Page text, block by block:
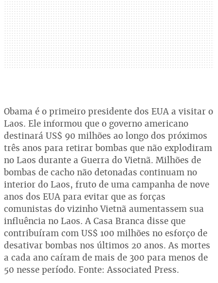
Obama é o primeiro presidente dos EUA a visitar o
Laos. Ele informou que o governo americano
destinará US$ 90 milhões ao longo dos próximos
três anos para retirar bombas que não explodiram
no Laos durante a Guerra do Vietnã. Milhões de
bombas de cacho não detonadas continuam no
interior do Laos, fruto de uma campanha de nove
anos dos EUA para evitar que as forças
comunistas do vizinho Vietnã aumentassem sua
influência no Laos. A Casa Branca disse que
contribuíram com US$ 100 milhões no esforço de
desativar bombas nos últimos 20 anos. As mortes
a cada ano caíram de mais de 300 para menos de
50 nesse período. Fonte: Associated Press.